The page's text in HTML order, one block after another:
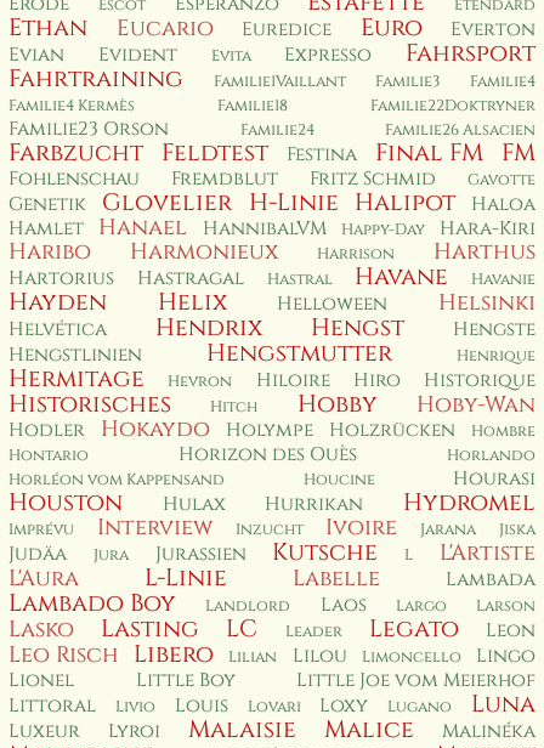
Escot Etendard
Ethan Eucario Euredice Euro
Everton
Evian
Evident Evita Expresso
Fahrsport
Fahrtraining
Familie1Vaillant Familie3
Familie4
Familie4 Kermès
Familie18 Familie22Doktryner
Familie23 Orson Familie24 Familie26 Alsacien
Farbzucht Feldtest Festina Final FM FM
Fohlenschau Fremdblut Fritz Schmid Gavotte
Genetik Glovelier H-Linie Halipot
Haloa
Hamlet
Hanael HannibalVM Happy-Day Hara-Kiri
Haribo Harmonieux Harrison Harthus
Hartorius Hastragal Hastral Havane Havanie
Hayden Helix Helloween Helsinki
Helvética Hendrix Hengst
Hengste
Hengstlinien
Hengstmutter Henrique
Hermitage Hevron Hiloire Hiro Historique
Historisches Hitch Hobby Hoby-Wan
Hodler Hokaydo Holympe Holzrücken
Hombre
Hontario
Horizon des Ouès
Horlando
Horléon vom Kappensand
Houcine Hourasi
Houston Hulax Hurrikan Hydromel
Imprévu Interview Inzucht Ivoire Jarana Jiska
Judäa Jura Jurassien Kutsche L
L'Artiste
L'Aura
L-Linie Labelle Lambada
Lambado Boy Landlord Laos Largo Larson
Lasko Lasting LC Leader Legato Leon
Leo Risch Libero Lilian Lilou Limoncello
Lingo
Lionel
Little Boy
Little Joe vom Meierhof
Littoral
Livio Louis Lovari Loxy Lugano Luna
Luxeur Lyroi Malaisie Malice Malinéka